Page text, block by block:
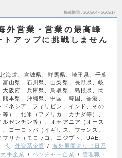
掲載期間 26/08/04～26/08/17
外営業・営業の最高峰
アップに挑戦しません
北海道、宮城県、群馬県、埼玉県、千葉
山県、石川県、山梨県、長野県、岐
阪府、兵庫県、鳥取県、島根県、岡
本県、沖縄県、中国、韓国、香港、
ネシア、フィリピン、インド、その
）、北米（アメリカ、カナダ等）、
ゼンチン等）、オセアニア（オース
ヨーロッパ（イギリス、フランス、
リカ（モロッコ、エジプト、UAE、
外資系企業
海外展開あり（日系
大手企業 ベンチャー企業
管理職・